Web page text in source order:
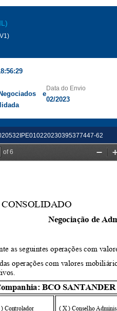
e
Data do Envio
02/2023
62